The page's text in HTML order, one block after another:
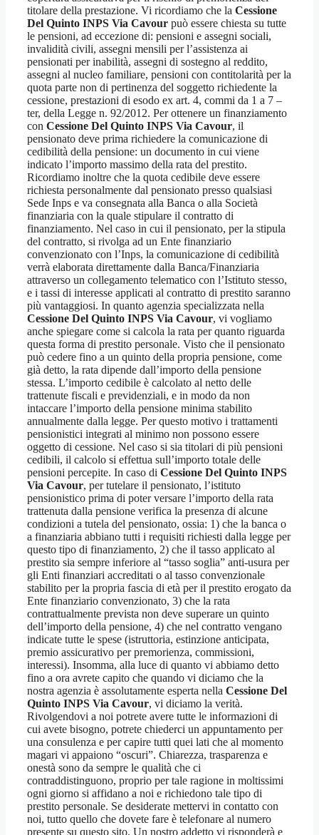
titolare della prestazione. Vi ricordiamo che la Cessione
Del Quinto INPS Via Cavour può essere chiesta su tutte
le pensioni, ad eccezione di: pensioni e assegni sociali,
invalidità civili, assegni mensili per l’assistenza ai
pensionati per inabilità, assegni di sostegno al reddito,
assegni al nucleo familiare, pensioni con contitolarità per la
quota parte non di pertinenza del soggetto richiedente la
cessione, prestazioni di esodo ex art. 4, commi da 1 a 7 –
ter, della Legge n. 92/2012. Per ottenere un finanziamento
con Cessione Del Quinto INPS Via Cavour, il
pensionato deve prima richiedere la comunicazione di
cedibilità della pensione: un documento in cui viene
indicato l’importo massimo della rata del prestito.
Ricordiamo inoltre che la quota cedibile deve essere
richiesta personalmente dal pensionato presso qualsiasi
Sede Inps e va consegnata alla Banca o alla Società
finanziaria con la quale stipulare il contratto di
finanziamento. Nel caso in cui il pensionato, per la stipula
del contratto, si rivolga ad un Ente finanziario
convenzionato con l’Inps, la comunicazione di cedibilità
verrà elaborata direttamente dalla Banca/Finanziaria
attraverso un collegamento telematico con l’Istituto stesso,
e i tassi di interesse applicati al contratto di prestito saranno
più vantaggiosi. In quanto agenzia specializzata nella
Cessione Del Quinto INPS Via Cavour, vi vogliamo
anche spiegare come si calcola la rata per quanto riguarda
questa forma di prestito personale. Visto che il pensionato
può cedere fino a un quinto della propria pensione, come
già detto, la rata dipende dall’importo della pensione
stessa. L’importo cedibile è calcolato al netto delle
trattenute fiscali e previdenziali, e in modo da non
intaccare l’importo della pensione minima stabilito
annualmente dalla legge. Per questo motivo i trattamenti
pensionistici integrati al minimo non possono essere
oggetto di cessione. Nel caso si sia titolari di più pensioni
cedibili, il calcolo si effettua sull’importo totale delle
pensioni percepite. In caso di Cessione Del Quinto INPS
Via Cavour, per tutelare il pensionato, l’istituto
pensionistico prima di poter versare l’importo della rata
trattenuta dalla pensione verifica la presenza di alcune
condizioni a tutela del pensionato, ossia: 1) che la banca o
a finanziaria abbiano tutti i requisiti richiesti dalla legge per
questo tipo di finanziamento, 2) che il tasso applicato al
prestito sia sempre inferiore al “tasso soglia” anti-usura per
gli Enti finanziari accreditati o al tasso convenzionale
stabilito per la propria fascia di età per il prestito erogato da
Ente finanziario convenzionato, 3) che la rata
contrattualmente prevista non deve superare un quinto
dell’importo della pensione, 4) che nel contratto vengano
indicate tutte le spese (istruttoria, estinzione anticipata,
premio assicurativo per premorienza, commissioni,
interessi). Insomma, alla luce di quanto vi abbiamo detto
fino a ora avrete capito che quando vi diciamo che la
nostra agenzia è assolutamente esperta nella Cessione Del
Quinto INPS Via Cavour, vi diciamo la verità.
Rivolgendovi a noi potrete avere tutte le informazioni di
cui avete bisogno, potrete chiederci un appuntamento per
una consulenza e per capire tutti quei lati che al momento
magari vi appaiono “oscuri”. Chiarezza, trasparenza e
onestà sono da sempre le qualità che ci
contraddistinguono, proprio per tale ragione in moltissimi
ogni giorno si affidano a noi e richiedono tale tipo di
prestito personale. Se desiderate mettervi in contatto con
noi, tutto quello che dovete fare è telefonare al numero
presente su questo sito. Un nostro addetto vi risponderà e